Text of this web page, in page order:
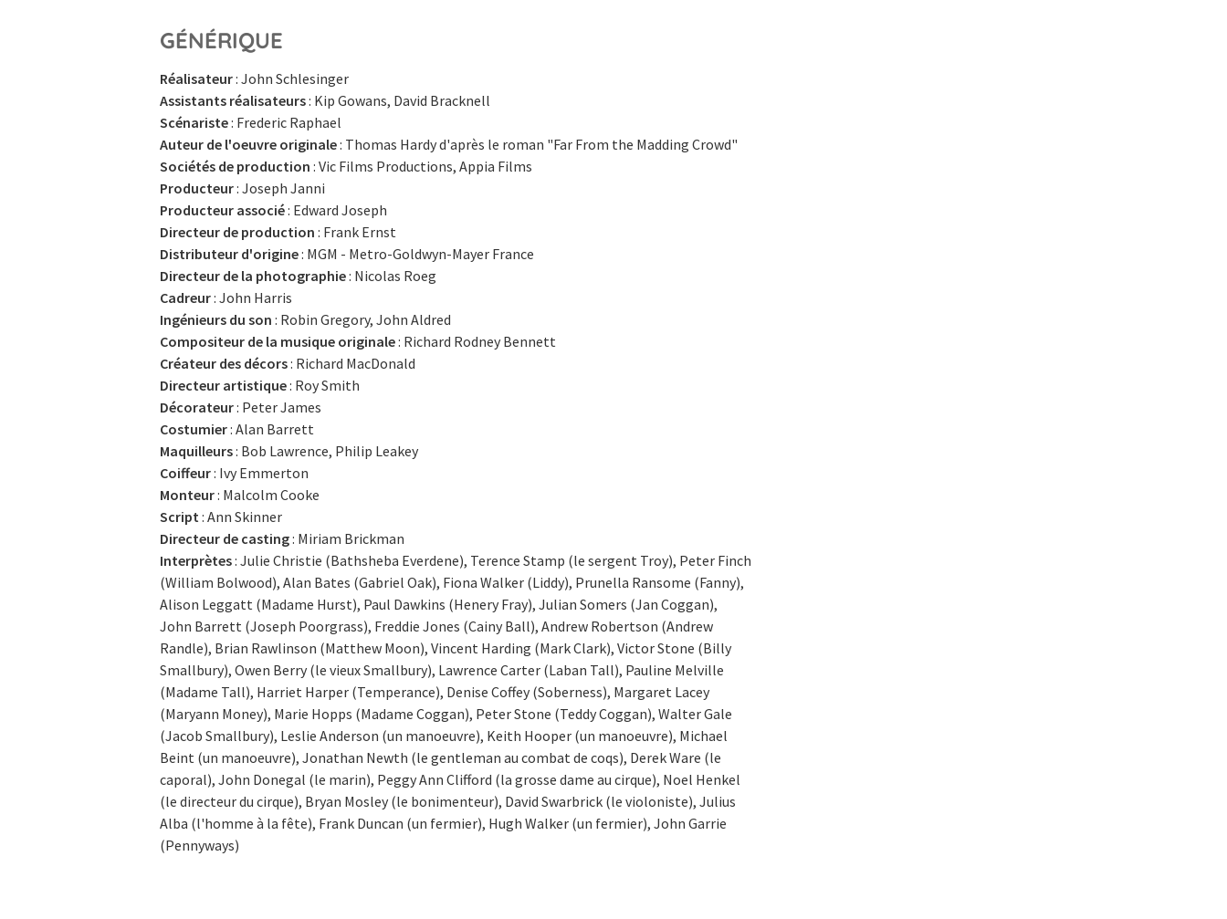
GÉNÉRIQUE
Réalisateur: John Schlesinger
Assistants réalisateurs: Kip Gowans, David Bracknell
Scénariste: Frederic Raphael
Auteur de l'oeuvre originale: Thomas Hardy d'après le roman "Far From the Madding Crowd"
Sociétés de production : Vic Films Productions, Appia Films
Producteur: Joseph Janni
Producteur associé: Edward Joseph
Directeur de production : Frank Ernst
Distributeur d'origine: MGM - Metro-Goldwyn-Mayer France
Directeur de la photographie: Nicolas Roeg
Cadreur: John Harris
Ingénieurs du son : Robin Gregory, John Aldred
Compositeur de la musique originale: Richard Rodney Bennett
Créateur des décors: Richard MacDonald
Directeur artistique: Roy Smith
Décorateur: Peter James
Costumier: Alan Barrett
Maquilleurs: Bob Lawrence, Philip Leakey
Coiffeur: Ivy Emmerton
Monteur: Malcolm Cooke
Script : Ann Skinner
Directeur de casting: Miriam Brickman
Interprètes: Julie Christie (Bathsheba Everdene), Terence Stamp (le sergent Troy), Peter Finch
(William Bolwood), Alan Bates (Gabriel Oak), Fiona Walker (Liddy), Prunella Ransome (Fanny),
Alison Leggatt (Madame Hurst), Paul Dawkins (Henery Fray), Julian Somers (Jan Coggan),
John Barrett (Joseph Poorgrass), Freddie Jones (Cainy Ball), Andrew Robertson (Andrew
Randle), Brian Rawlinson (Matthew Moon), Vincent Harding (Mark Clark), Victor Stone (Billy
Smallbury), Owen Berry (le vieux Smallbury), Lawrence Carter (Laban Tall), Pauline Melville
(Madame Tall), Harriet Harper (Temperance), Denise Coffey (Soberness), Margaret Lacey
(Maryann Money), Marie Hopps (Madame Coggan), Peter Stone (Teddy Coggan), Walter Gale
(Jacob Smallbury), Leslie Anderson (un manoeuvre), Keith Hooper (un manoeuvre), Michael
Beint (un manoeuvre), Jonathan Newth (le gentleman au combat de coqs), Derek Ware (le
caporal), John Donegal (le marin), Peggy Ann Clifford (la grosse dame au cirque), Noel Henkel
(le directeur du cirque), Bryan Mosley (le bonimenteur), David Swarbrick (le violoniste), Julius
Alba (l'homme à la fête), Frank Duncan (un fermier), Hugh Walker (un fermier), John Garrie
(Pennyways)